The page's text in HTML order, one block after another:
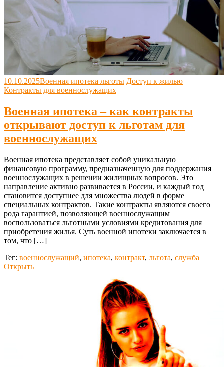
10.10.2025Военная ипотека льготы Доступ к жилью
Контракты для военнослужащих
Военная ипотека – как контракты
открывают доступ к льготам для
военнослужащих
Военная ипотека представляет собой уникальную
финансовую программу, предназначенную для поддержания
военнослужащих в решении жилищных вопросов. Это
направление активно развивается в России, и каждый год
становится доступнее для множества людей в форме
специальных контрактов. Такие контракты являются своего
рода гарантией, позволяющей военнослужащим
воспользоваться льготными условиями кредитования для
приобретения жилья. Суть военной ипотеки заключается в
том, что […]
Тег: военнослужащий, ипотека, контракт, льгота, служба
Открыть